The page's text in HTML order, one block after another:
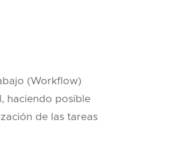
(Workflow)
haciendo posible
de las tareas